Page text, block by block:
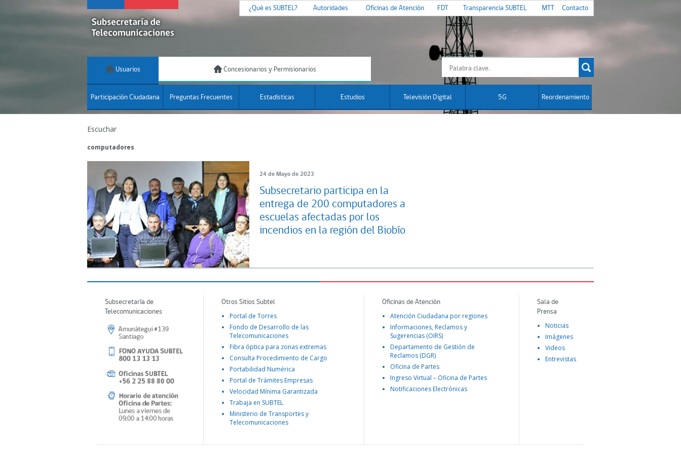
¿Qué es SUBTEL? Autoridades Oficinas de Atención FDT Transparencia SUBTEL MTT Contacto
Usuarios Concesionarios y Permisionarios
Participación Ciudadana Preguntas Frecuentes Estadísticas Estudios Televisión Digital 5G Reordenamiento
Escuchar
computadores
24 de Mayo de 2023
Subsecretario participa en la
entrega de 200 computadores a
escuelas afectadas por los
incendios en la región del Biobío
Subsecretaría de
Telecomunicaciones
Otros Sitios Subtel
Portal de Torres
Fondo de Desarrollo de las
Telecomunicaciones
Fibra óptica para zonas extremas
Consulta Procedimiento de Cargo
Portabilidad Numérica
Portal de Trámites Empresas
Velocidad Mínima Garantizada
Trabaja en SUBTEL
Ministerio de Transportes y
Telecomunicaciones
Oficinas de Atención
Atención Ciudadana por regiones
Informaciones, Reclamos y
Sugerencias (OIRS)
Departamento de Gestión de
Reclamos (DGR)
Oficina de Partes
Ingreso Virtual – Oficina de Partes
Notificaciones Electrónicas
Sala de
Prensa
Noticias
Imágenes
Videos
Entrevistas